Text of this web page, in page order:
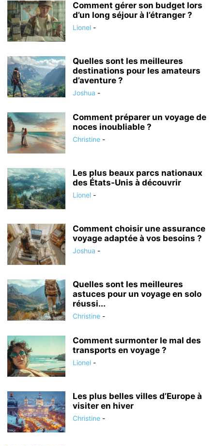
Comment gérer son budget lors
d’un long séjour à l’étranger ?
Lionel -
Quelles sont les meilleures
destinations pour les amateurs
d’aventure ?
Joshua -
Comment préparer un voyage de
noces inoubliable ?
Christine -
Les plus beaux parcs nationaux
des États-Unis à découvrir
Lionel -
Comment choisir une assurance
voyage adaptée à vos besoins ?
Joshua -
Quelles sont les meilleures
astuces pour un voyage en solo
réussi...
Christine -
Comment surmonter le mal des
transports en voyage ?
Lionel -
Les plus belles villes d’Europe à
visiter en hiver
Christine -